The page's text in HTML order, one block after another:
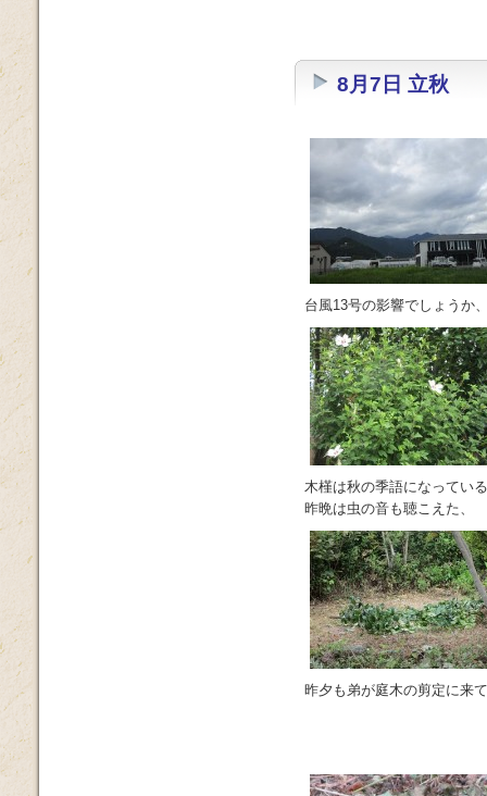
8月7日 立秋
台風13号の影響でしょうか
木槿は秋の季語になってい
昨晩は虫の音も聴こえた、
昨夕も弟が庭木の剪定に来